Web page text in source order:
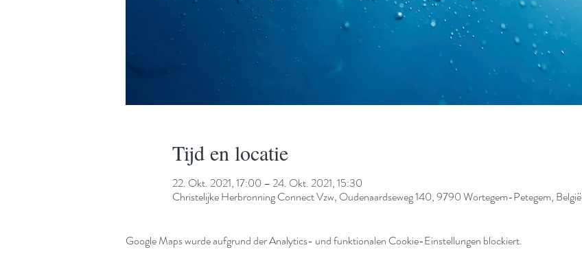
Tijd en locatie
22. Okt. 2021, 17:00 – 24. Okt. 2021, 15:30
Christelijke Herbronning Connect Vzw, Oudenaardseweg 140, 9790 Wortegem-Petegem, België
Google Maps wurde aufgrund der Analytics- und funktionalen Cookie-Einstellungen blockiert.